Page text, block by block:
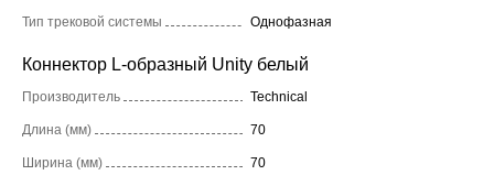
Тип трековой системы Однофазная
Коннектор L-образный Unity белый
Производитель Technical
Длина (мм) 70
Ширина (мм) 70